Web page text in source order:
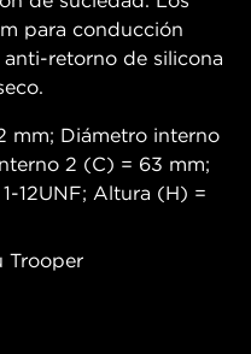
para conducción
retorno de silicona
mm; Diámetro interno
2 (C) = 63 mm;
12UNF; Altura (H) =
Trooper